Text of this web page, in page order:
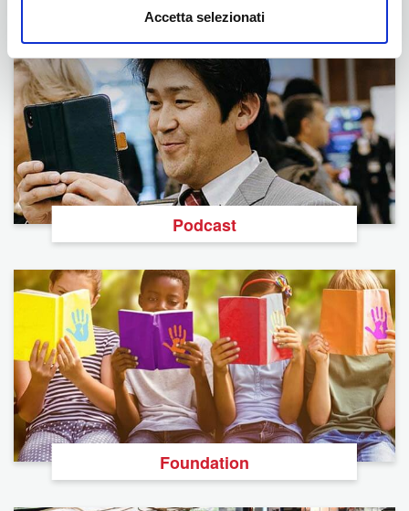
Accetta selezionati
Podcast
Foundation